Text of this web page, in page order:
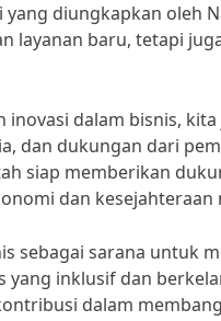
diungkapkan oleh
layanan baru, tetapi
inovasi dalam bisnis,
dan dukungan dari
siap memberikan
dan kesejahteraan
sebagai sarana untuk
inklusif dan
dalam